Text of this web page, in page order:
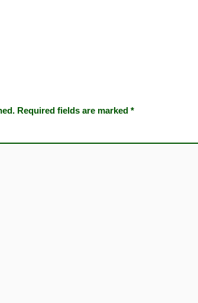
Required fields are marked*